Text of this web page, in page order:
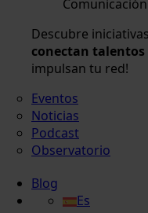
Descubre
conectan talentos
impulsan tu red!
Eventos
Noticias
Podcast
Observatorio
Blog
Es